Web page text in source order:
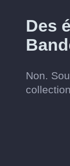
Des
Non.